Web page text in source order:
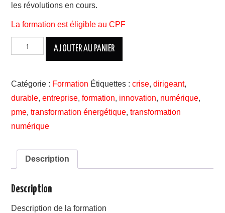
les révolutions en cours.
La formation est éligible au CPF
:
jours
pour
changer
numérique
AJOUTER AU PANIER
Catégorie : Formation Étiquettes :crise,dirigeant,
durable,entreprise,formation, innovation, numérique,
pme,transformation énergétique,transformation
numérique
Description
Description
Description de la formation